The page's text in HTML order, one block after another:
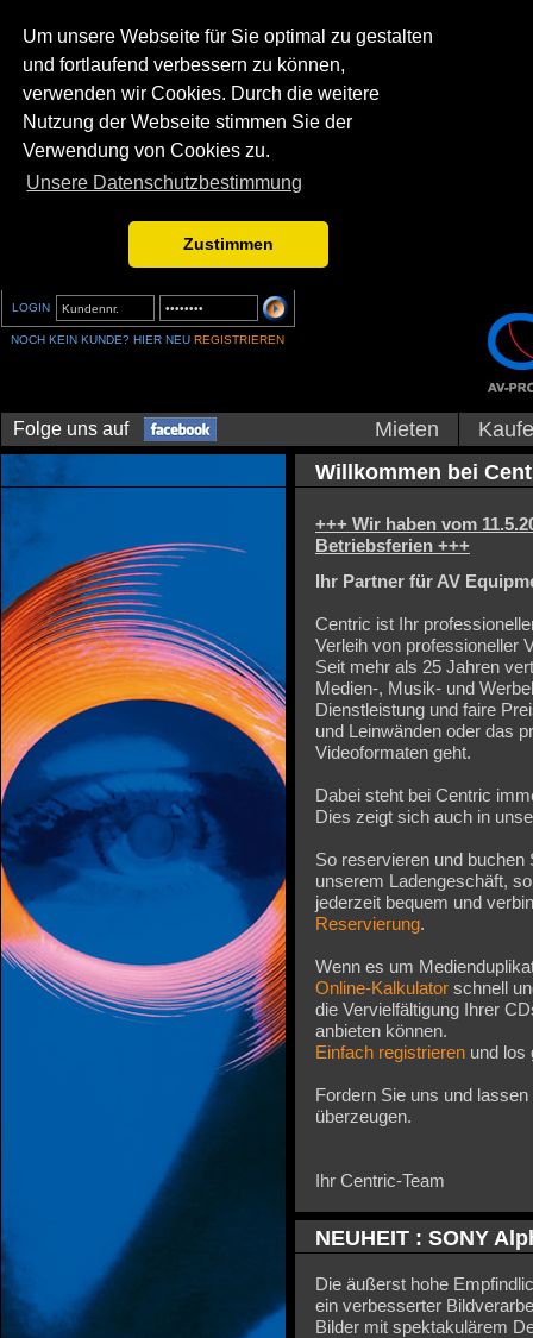
Um unsere Webseite für Sie optimal zu gestalten
und fortlaufend verbessern zu können,
verwenden wir Cookies. Durch die weitere
Nutzung der Webseite stimmen Sie der
Verwendung von Cookies zu.
Unsere Datenschutzbestimmung
Zustimmen
LOGIN
NOCH KEIN KUNDE? HIER NEUREGISTRIEREN
Mieten
Folge uns auf
Willkommen bei
+++ Wir haben vom
Betriebsferien +++
Ihr Partner für AV
Centric ist Ihr
Verleih von professioneller
Seit mehr als 25 Jahren
Medien-, Musik- und
Dienstleistung und faire
und Leinwänden oder das
Videoformaten geht.
Dabei steht bei Centric
Dies zeigt sich auch in
So reservieren und buchen
unserem Ladengeschäft,
jederzeit bequem und
Reservierung.
Wenn es um
Online-Kalkulator schnell
die Vervielfältigung Ihrer
anbieten können.
Einfach registrieren und los
Fordern Sie uns und
überzeugen.
Ihr Centric-Team
NEUHEIT : SONY
Die äußerst hohe
ein verbesserter
Bilder mit spektakulärem